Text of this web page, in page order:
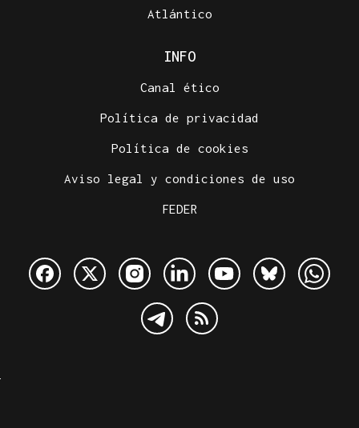
Atlántico
INFO
Canal ético
Política de privacidad
Política de cookies
Aviso legal y condiciones de uso
FEDER